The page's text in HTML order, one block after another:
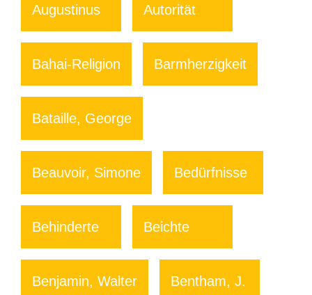
Augustinus Autorität
Bahai-Religion Barmherzigkeit
Bataille, George
Beauvoir, Simone Bedürfnisse
Behinderte Beichte
Benjamin, Walter Bentham, J.